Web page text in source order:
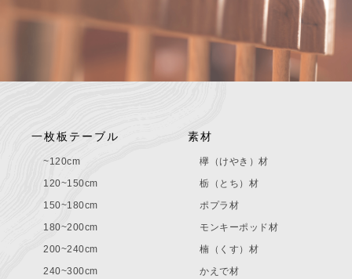
一枚板テーブル
~120cm
120~150cm
150~180cm
180~200cm
200~240cm
240~300cm
素材
欅（けやき）材
栃（とち）材
ポプラ材
モンキーポッド材
楠（くす）材
かえで材